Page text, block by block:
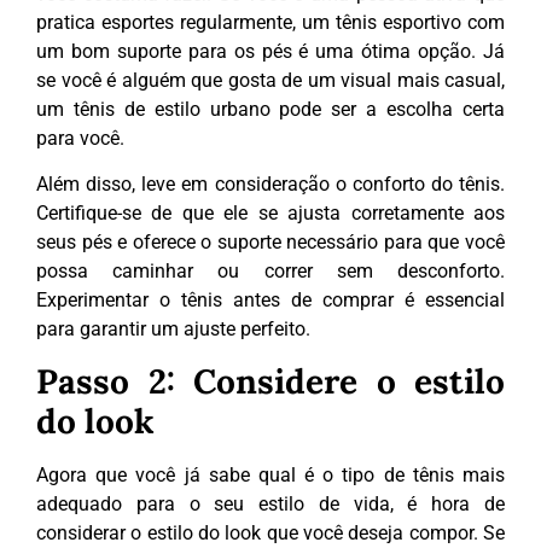
pratica esportes regularmente, um tênis esportivo com
um bom suporte para os pés é uma ótima opção. Já
se você é alguém que gosta de um visual mais casual,
um tênis de estilo urbano pode ser a escolha certa
para você.
Além disso, leve em consideração o conforto do tênis.
Certifique-se de que ele se ajusta corretamente aos
seus pés e oferece o suporte necessário para que você
possa caminhar ou correr sem desconforto.
Experimentar o tênis antes de comprar é essencial
para garantir um ajuste perfeito.
Passo 2: Considere o estilo
do look
Agora que você já sabe qual é o tipo de tênis mais
adequado para o seu estilo de vida, é hora de
considerar o estilo do look que você deseja compor. Se